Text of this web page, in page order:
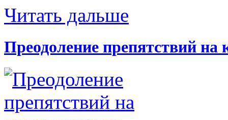
Читать дальше
Преодоление препятствий на